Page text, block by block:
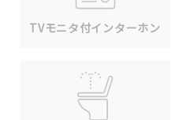
TVモニタ付インターホン